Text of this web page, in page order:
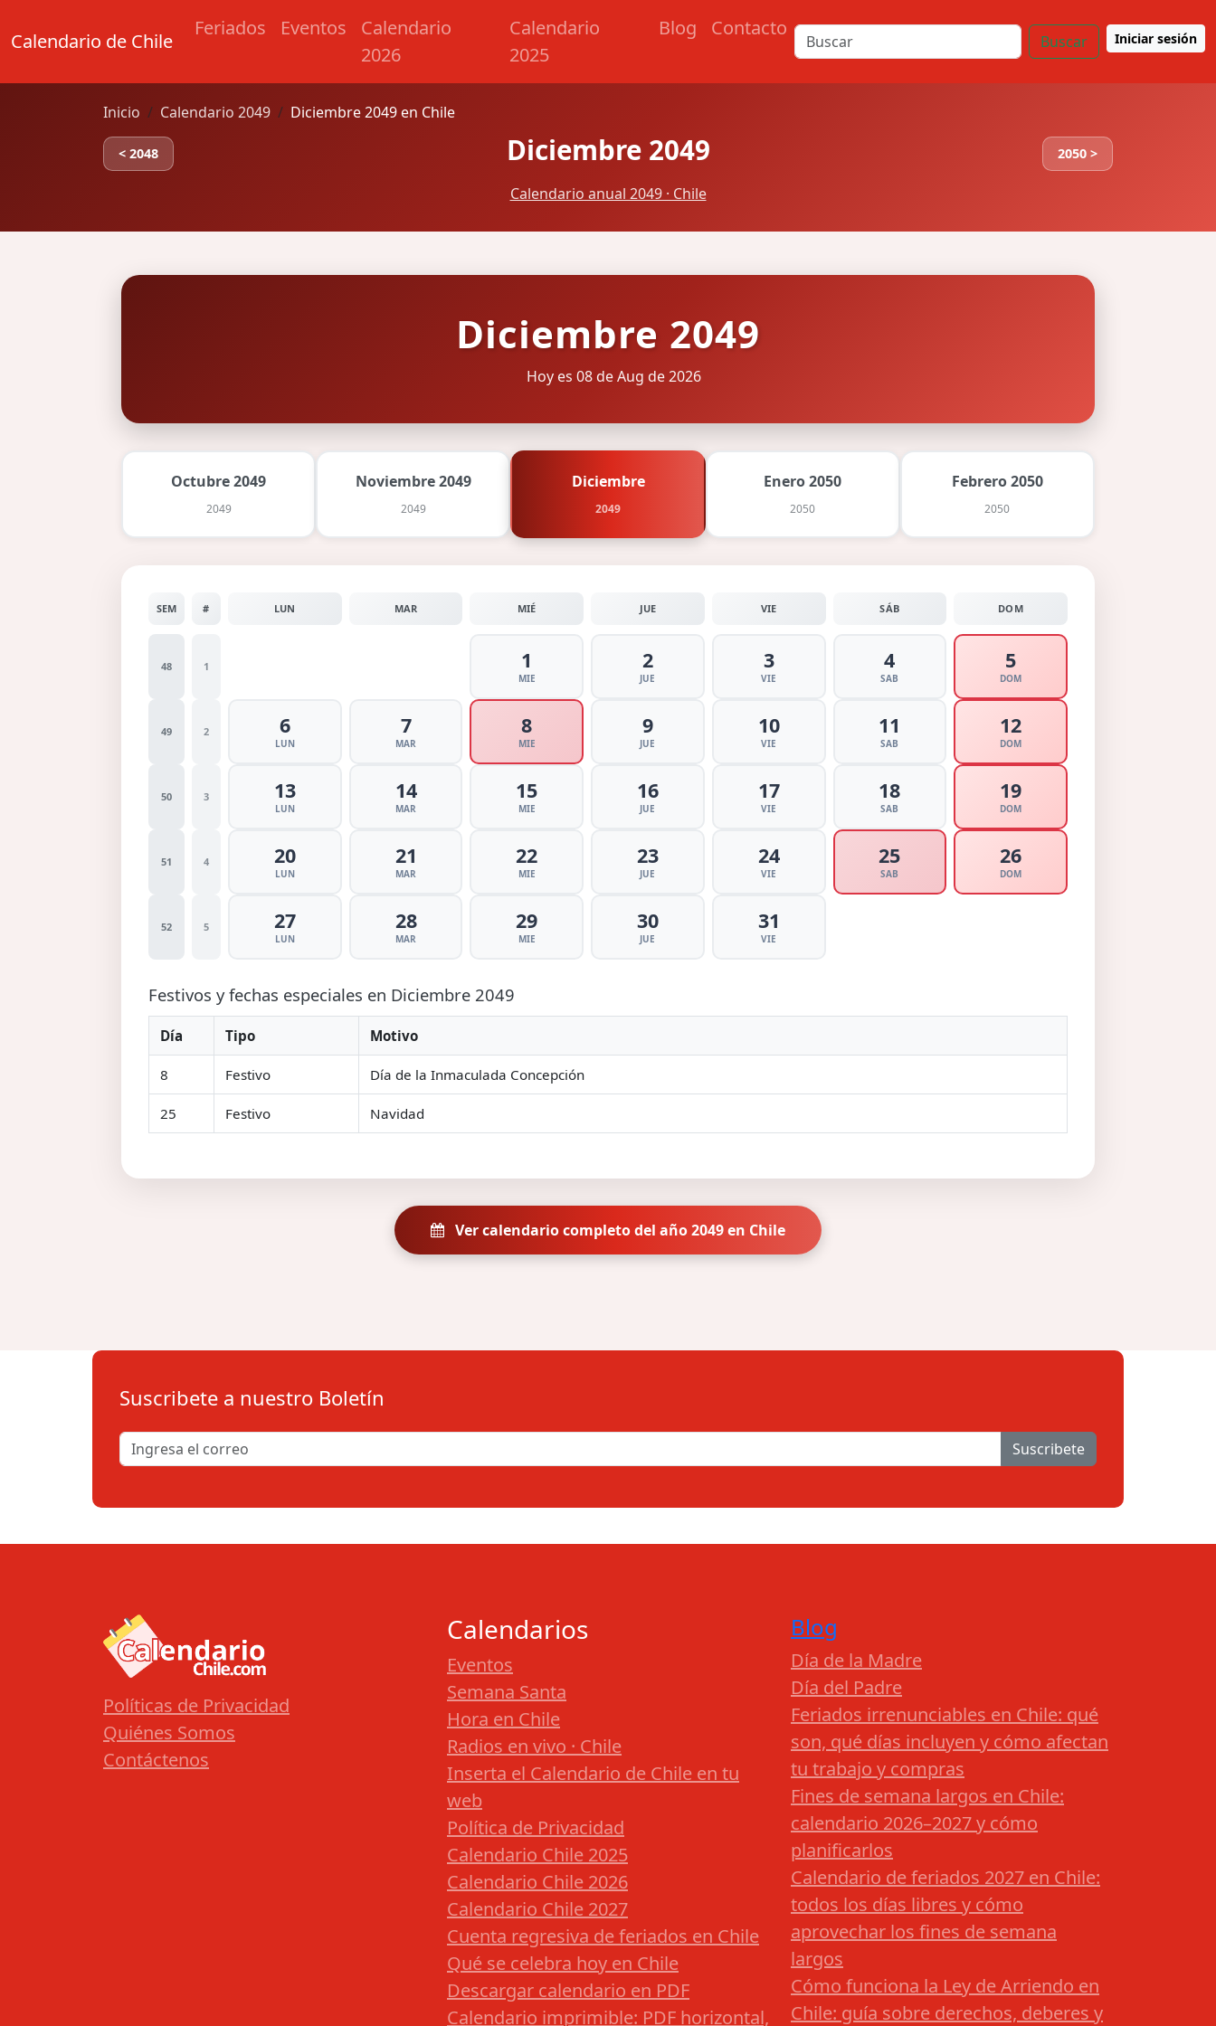
Calendario de Chile
Feriados Eventos
Calendario
2026
Calendario
2025
Blog Contacto
Buscar Iniciar sesión
Inicio Calendario 2049 Diciembre 2049 en Chile
< 2048 Diciembre 2049 2050 >
Calendario anual 2049 · Chile
Diciembre 2049
Hoy es 08 de Aug de 2026
Octubre 2049
2049
Noviembre 2049
2049
Diciembre
2049
Enero 2050
2050
Febrero 2050
2050
SEM # LUN MAR MIÉ JUE VIE SÁB DOM
48 1 1
MIE
2
JUE
3
VIE
4
SAB
5
DOM
49 2 6
LUN
7
MAR
8
MIE
9
JUE
10
VIE
11
SAB
12
DOM
50 3 13
LUN
14
MAR
15
MIE
16
JUE
17
VIE
18
SAB
19
DOM
51 4 20
LUN
21
MAR
22
MIE
23
JUE
24
VIE
25
SAB
26
DOM
52 5 27
LUN
28
MAR
29
MIE
30
JUE
31
VIE
Festivos y fechas especiales en Diciembre 2049
Día Tipo Motivo
8 Festivo Día de la Inmaculada Concepción
25 Festivo Navidad
Ver calendario completo del año 2049 en Chile
Suscribete a nuestro Boletín
Suscribete
Políticas de Privacidad
Quiénes Somos
Contáctenos
Calendarios
Eventos
Semana Santa
Hora en Chile
Radios en vivo · Chile
Inserta el Calendario de Chile en tu
web
Política de Privacidad
Calendario Chile 2025
Calendario Chile 2026
Calendario Chile 2027
Cuenta regresiva de feriados en Chile
Qué se celebra hoy en Chile
Descargar calendario en PDF
Calendario imprimible: PDF horizontal,
Blog
Día de la Madre
Día del Padre
Feriados irrenunciables en Chile: qué
son, qué días incluyen y cómo afectan
tu trabajo y compras
Fines de semana largos en Chile:
calendario 2026–2027 y cómo
planificarlos
Calendario de feriados 2027 en Chile:
todos los días libres y cómo
aprovechar los fines de semana
largos
Cómo funciona la Ley de Arriendo en
Chile: guía sobre derechos, deberes y